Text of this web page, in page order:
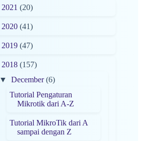
2021 (20)
2020 (41)
2019 (47)
2018 (157)
▼December(6)
Tutorial Pengaturan
Mikrotik dari A-Z
Tutorial MikroTik dari A
sampai dengan Z